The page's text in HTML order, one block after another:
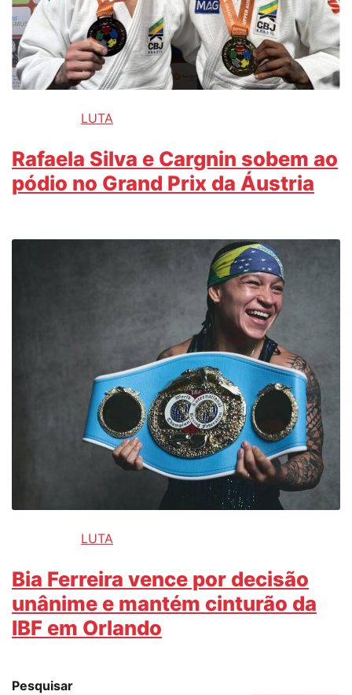
LUTA
Rafaela Silva e Cargnin sobem ao
pódio no Grand Prix da Áustria
LUTA
Bia Ferreira vence por decisão
unânime e mantém cinturão da
IBF em Orlando
Pesquisar